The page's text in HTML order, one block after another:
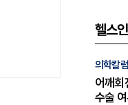
헬스
의학칼럼
어깨회
수술